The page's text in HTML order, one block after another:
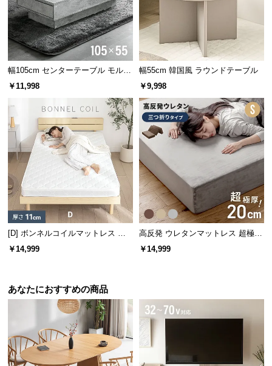
ブ
ロ
グ
業
報
o.,
錆びを防ぐエポキシ樹脂粉体塗装
スチールには水道管や航空機内部と同じエポキシ樹
脂粉体塗装を施工。優れた耐食性で錆びや腐食を防
木目の美しい表情
天板は天然木のようなリアルな質感を再現。温かみ
感じる木目調はどんなお部屋にも調和します。
幅105cm センターテーブル モルタ
ル調 大容量収納付き スライド引き
￥11,998
幅55cm 韓国風 ラウンドテーブル
￥9,998
[D] ボンネルコイルマットレス 厚
さ11cm
￥14,999
高反発 ウレタンマットレス 超極厚
20cm 三つ折りタイプ [S]
￥14,999
あなたにおすすめの商品